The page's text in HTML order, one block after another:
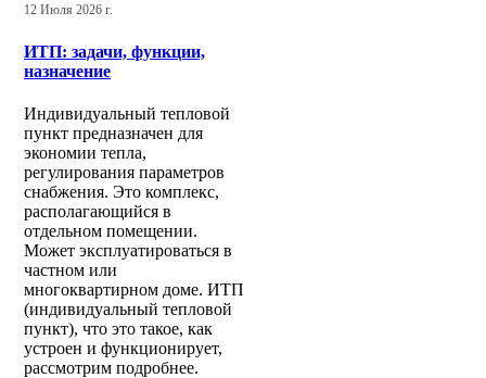
12 Июля 2026 г.
ИТП: задачи, функции,
назначение
Индивидуальный тепловой
пункт предназначен для
экономии тепла,
регулирования параметров
снабжения. Это комплекс,
располагающийся в
отдельном помещении.
Может эксплуатироваться в
частном или
многоквартирном доме. ИТП
(индивидуальный тепловой
пункт), что это такое, как
устроен и функционирует,
рассмотрим подробнее.